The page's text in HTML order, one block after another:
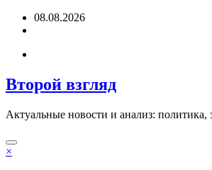
Перейти08.08.2026
Второй взгляд
Актуальные новости и анализ: политика,
×